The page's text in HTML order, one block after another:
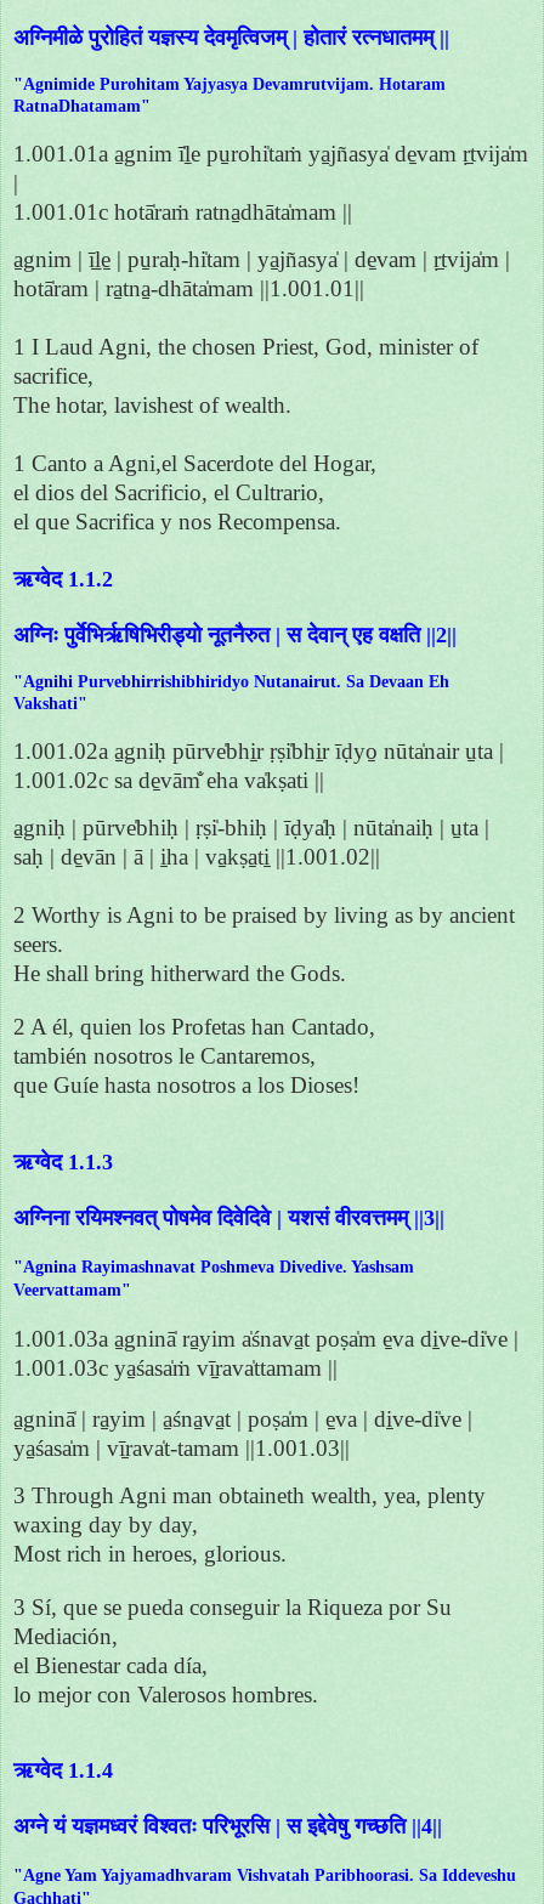
अग्निमीळे पुरोहितं यज्ञस्य देवमृत्विजम् | होतारं रत्नधातमम् ||
"Agnimide Purohitam Yajyasya Devamrutvijam. Hotaram
RatnaDhatamam"
1.001.01a a̱gnim ī̍ḻe pu̱rohi̍taṁ ya̱jñasya̍ de̱vam ṛ̱tvija̍m
|
1.001.01c hotā̍raṁ ratna̱dhāta̍mam ||
a̱gnim | ī̱ḻe̱ | pu̱raḥ-hi̍tam | ya̱jñasya̍ | de̱vam | ṛ̱tvija̍m |
hotā̍ram | ra̱tna̱-dhāta̍mam ||1.001.01||
1 I Laud Agni, the chosen Priest, God, minister of
sacrifice,
The hotar, lavishest of wealth.
1 Canto a Agni,el Sacerdote del Hogar,
el dios del Sacrificio, el Cultrario,
el que Sacrifica y nos Recompensa.
ऋग्वेद 1.1.2
अग्निः पुर्वेभिर्ऋषिभिरीड्यो नूतनैरुत | स देवान् एह वक्षति ||2||
"Agnihi Purvebhirrishibhiridyo Nutanairut. Sa Devaan Eh
Vakshati"
1.001.02a a̱gniḥ pūrve̍bhi̱r ṛṣi̍bhi̱r īḍyo̱ nūta̍nair u̱ta |
1.001.02c sa de̱vām̐ eha va̍kṣati ||
a̱gniḥ | pūrve̍bhiḥ | ṛṣi̍-bhiḥ | īḍya̍ḥ | nūta̍naiḥ | u̱ta |
saḥ | de̱vān | ā | i̱ha | va̱kṣa̱ti̱ ||1.001.02||
2 Worthy is Agni to be praised by living as by ancient
seers.
He shall bring hitherward the Gods.
2 A él, quien los Profetas han Cantado,
también nosotros le Cantaremos,
que Guíe hasta nosotros a los Dioses!
ऋग्वेद 1.1.3
अग्निना रयिमश्नवत् पोषमेव दिवेदिवे | यशसं वीरवत्तमम् ||3||
"Agnina Rayimashnavat Poshmeva Divedive. Yashsam
Veervattamam"
1.001.03a a̱gninā̍ ra̱yim a̍śnava̱t poṣa̍m e̱va di̱ve-di̍ve |
1.001.03c ya̱śasa̍ṁ vī̱rava̍ttamam ||
a̱gninā̍ | ra̱yim | a̱śna̱va̱t | poṣa̍m | e̱va | di̱ve-di̍ve |
ya̱śasa̍m | vī̱rava̍t-tamam ||1.001.03||
3 Through Agni man obtaineth wealth, yea, plenty
waxing day by day,
Most rich in heroes, glorious.
3 Sí, que se pueda conseguir la Riqueza por Su
Mediación,
el Bienestar cada día,
lo mejor con Valerosos hombres.
ऋग्वेद 1.1.4
अग्ने यं यज्ञमध्वरं विश्वतः परिभूरसि | स इद्देवेषु गच्छति ||4||
"Agne Yam Yajyamadhvaram Vishvatah Paribhoorasi. Sa Iddeveshu
Gachhati"